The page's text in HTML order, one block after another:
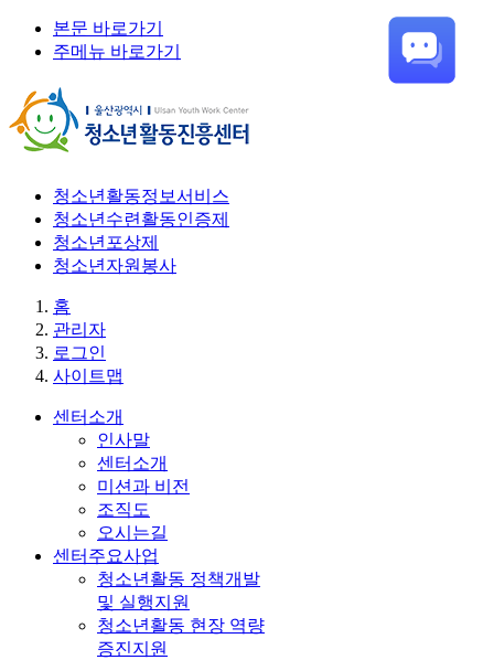
본문 바로가기
주메뉴 바로가기
청소년활동정보서비스
청소년수련활동인증제
청소년포상제
청소년자원봉사
홈
관리자
로그인
사이트맵
센터소개
인사말
센터소개
미션과 비전
조직도
오시는길
센터주요사업
청소년활동 정책개발
및 실행지원
청소년활동 현장 역량
증진지원